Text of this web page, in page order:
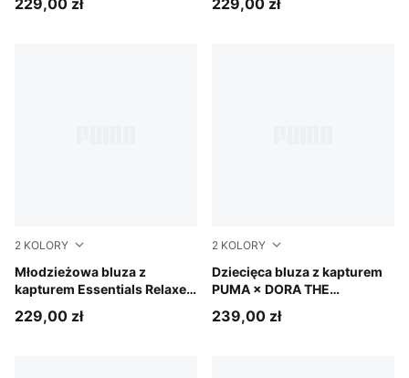
229,00 zł 229,00 zł
2 KOLORY
Młodzieżowa bluza z
kapturem Essentials Relaxed
rękawem
Puma Black
229,00 zł
2 KOLORY
Dziecięca bluza z kapturem
PUMA × DORA THE
Chambray Blue
239,00 zł